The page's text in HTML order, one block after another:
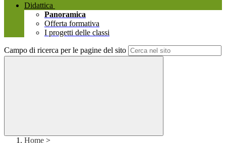
Didattica
Panoramica
Offerta formativa
I progetti delle classi
Campo di ricerca per le pagine del sito
Home >